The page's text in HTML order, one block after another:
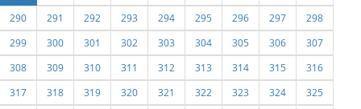
290
291 292 293 294 295 296 297
298
299
300 301 302 303 304 305 306
307
308
309 310 311 312 313 314 315
316
317
318 319 320 321 322 323 324
325